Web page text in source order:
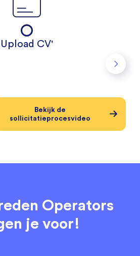
Upload CV'
Bekijk de
sollicitatieprocesvideo
Operators
je voor!